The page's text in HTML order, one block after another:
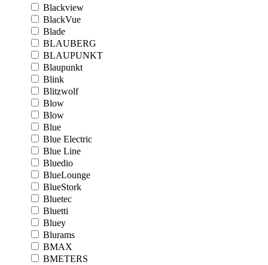
Blackview
BlackVue
Blade
BLAUBERG
BLAUPUNKT
Blaupunkt
Blink
Blitzwolf
Blow
Blow
Blue
Blue Electric
Blue Line
Bluedio
BlueLounge
BlueStork
Bluetec
Bluetti
Bluey
Blurams
BMAX
BMETERS